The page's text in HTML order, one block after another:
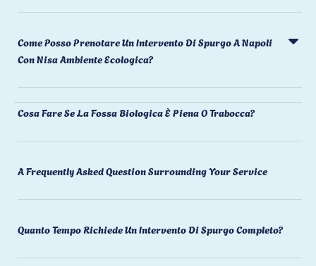
Come Posso Prenotare Un Intervento Di Spurgo A Napoli
Con Nisa Ambiente Ecologica?
Cosa Fare Se La Fossa Biologica È Piena O Trabocca?
A Frequently Asked Question Surrounding Your Service
Quanto Tempo Richiede Un Intervento Di Spurgo Completo?